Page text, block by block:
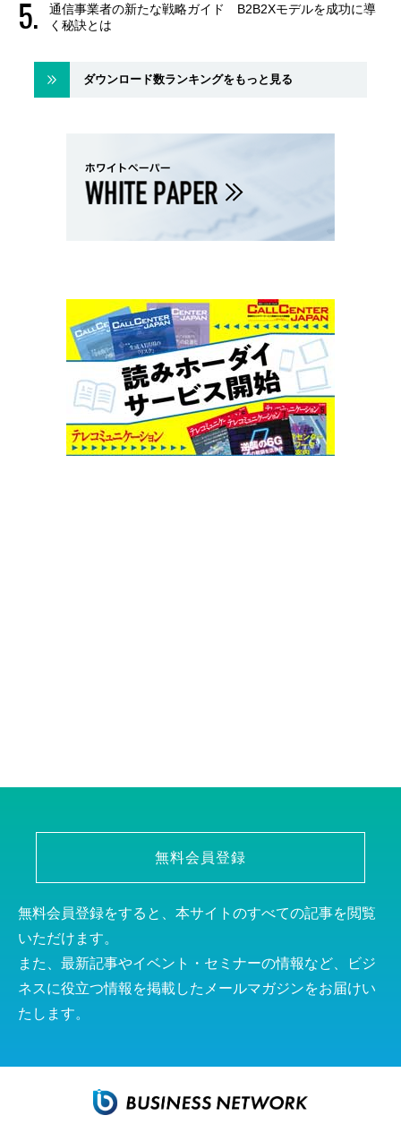
通信事業者の新たな戦略ガイド B2B2Xモデルを成功に導
く秘訣とは
ダウンロード数ランキングをもっと見る
無料会員登録
無料会員登録をすると、本サイトのすべての記事を閲覧
いただけます。
また、最新記事やイベント・セミナーの情報など、ビジ
ネスに役立つ情報を掲載したメールマガジンをお届けい
たします。